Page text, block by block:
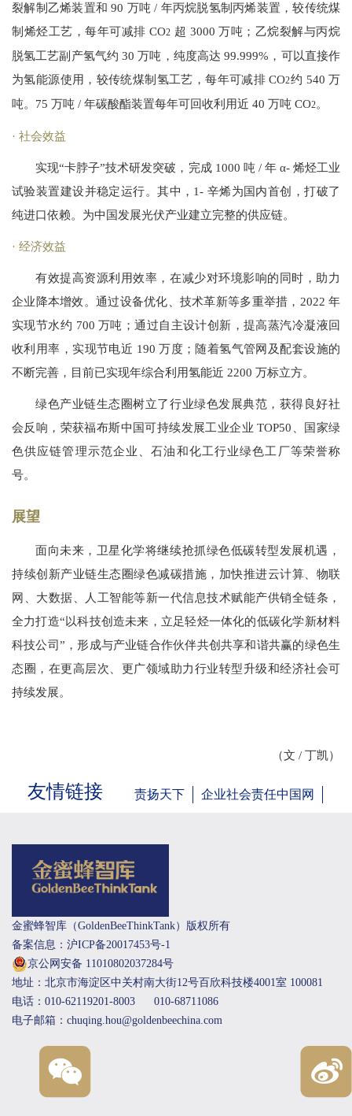
裂解制乙烯装置和 90 万吨 / 年丙烷脱氢制丙烯装置，较传统煤
制烯烃工艺，每年可减排 CO2 超 3000 万吨；乙烷裂解与丙烷
脱氢工艺副产氢气约 30 万吨，纯度高达 99.999%，可以直接作
为氢能源使用，较传统煤制氢工艺，每年可减排 CO2约 540 万
吨。75 万吨 / 年碳酸酯装置每年可回收利用近 40 万吨 CO2。
社会效益
实现“卡脖子”技术研发突破，完成 1000 吨 / 年 α- 烯烃工业
试验装置建设并稳定运行。其中，1- 辛烯为国内首创，打破了
纯进口依赖。为中国发展光伏产业建立完整的供应链。
经济效益
有效提高资源利用效率，在减少对环境影响的同时，助力
企业降本增效。通过设备优化、技术革新等多重举措，2022 年
实现节水约 700 万吨；通过自主设计创新，提高蒸汽冷凝液回
收利用率，实现节电近 190 万度；随着氢气管网及配套设施的
不断完善，目前已实现年综合利用氢能近 2200 万标立方。
绿色产业链生态圈树立了行业绿色发展典范，获得良好社
会反响，荣获福布斯中国可持续发展工业企业 TOP50、国家绿
色供应链管理示范企业、石油和化工行业绿色工厂等荣誉称
号。
展望
面向未来，卫星化学将继续抢抓绿色低碳转型发展机遇，
持续创新产业链生态圈绿色减碳措施，加快推进云计算、物联
网、大数据、人工智能等新一代信息技术赋能产供销全链条，
全力打造“以科技创造未来，立足轻烃一体化的低碳化学新材料
科技公司”，形成与产业链合作伙伴共创共享和谐共赢的绿色生
态圈，在更高层次、更广领域助力行业转型升级和经济社会可
持续发展。
（文 / 丁凯）
友情链接 责扬天下 企业社会责任中国网
金蜜蜂智库（GoldenBeeThinkTank）版权所有
备案信息：沪ICP备20017453号-1
京公网安备 11010802037284号
地址：北京市海淀区中关村南大街12号百欣科技楼4001室 100081
电话：010-62119201-8003
010-68711086
电子邮箱：chuqing.hou@goldenbeechina.com